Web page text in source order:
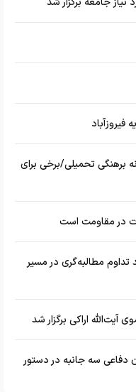
برهنگی تحمیلی/برخی برای
در مقاومت است
مطالبه‌گری در مسیر
آیت‌الله اراکی برگزار شد
دفاعی سه جانبه در دستور